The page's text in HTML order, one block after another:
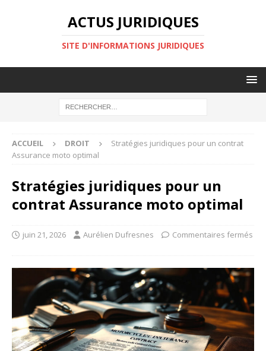
ACTUS JURIDIQUES
SITE D'INFORMATIONS JURIDIQUES
ACCUEIL DROIT
Stratégies juridiques pour un contrat
Assurance moto optimal
Stratégies juridiques pour un
contrat Assurance moto optimal
juin 21, 2026 Aurélien Dufresnes Commentaires fermés